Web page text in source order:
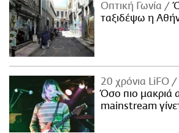
Οπτική Γωνία
ταξιδέψω η
20 χρόνια LiFO
Όσο πιο μακριά
mainstream